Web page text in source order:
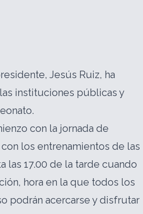
Jesús Ruiz, ha
instituciones públicas y
con la jornada de
con los entrenamientos de las
las 17.00 de la tarde cuando
hora en la que todos los
podrán acercarse y disfrutar